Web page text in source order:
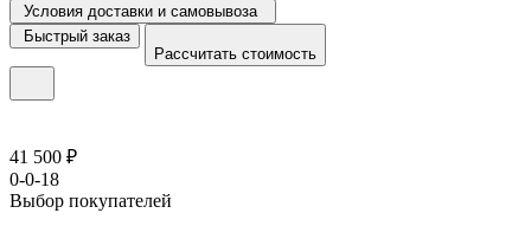
Условия доставки и самовывоза
Быстрый заказ
Рассчитать стоимость
41 500 ₽
0-0-18
Выбор покупателей